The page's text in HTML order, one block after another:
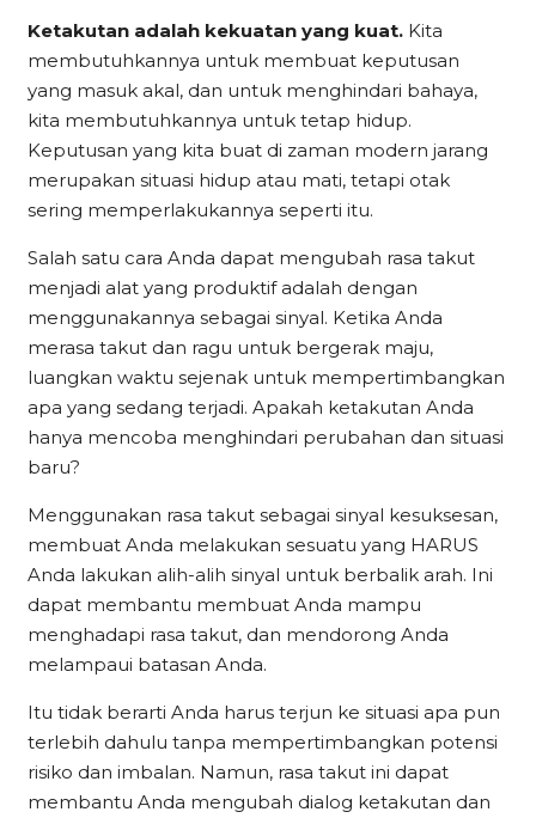
Ketakutan adalah kekuatan yang kuat. Kita
membutuhkannya untuk membuat keputusan
yang masuk akal, dan untuk menghindari bahaya,
kita membutuhkannya untuk tetap hidup.
Keputusan yang kita buat di zaman modern jarang
merupakan situasi hidup atau mati, tetapi otak
sering memperlakukannya seperti itu.
Salah satu cara Anda dapat mengubah rasa takut
menjadi alat yang produktif adalah dengan
menggunakannya sebagai sinyal. Ketika Anda
merasa takut dan ragu untuk bergerak maju,
luangkan waktu sejenak untuk mempertimbangkan
apa yang sedang terjadi. Apakah ketakutan Anda
hanya mencoba menghindari perubahan dan situasi
baru?
Menggunakan rasa takut sebagai sinyal kesuksesan,
membuat Anda melakukan sesuatu yang HARUS
Anda lakukan alih-alih sinyal untuk berbalik arah. Ini
dapat membantu membuat Anda mampu
menghadapi rasa takut, dan mendorong Anda
melampaui batasan Anda.
Itu tidak berarti Anda harus terjun ke situasi apa pun
terlebih dahulu tanpa mempertimbangkan potensi
risiko dan imbalan. Namun, rasa takut ini dapat
membantu Anda mengubah dialog ketakutan dan